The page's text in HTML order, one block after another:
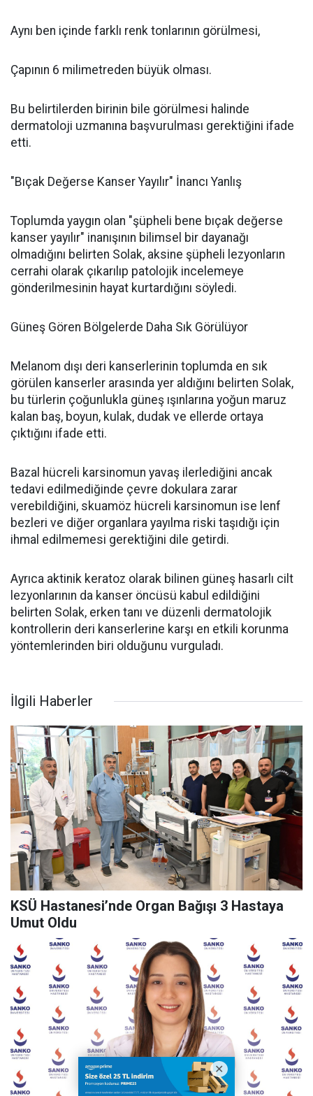
Aynı ben içinde farklı renk tonlarının görülmesi,
Çapının 6 milimetreden büyük olması.
Bu belirtilerden birinin bile görülmesi halinde
dermatoloji uzmanına başvurulması gerektiğini ifade
etti.
"Bıçak Değerse Kanser Yayılır" İnancı Yanlış
Toplumda yaygın olan "şüpheli bene bıçak değerse
kanser yayılır" inanışının bilimsel bir dayanağı
olmadığını belirten Solak, aksine şüpheli lezyonların
cerrahi olarak çıkarılıp patolojik incelemeye
gönderilmesinin hayat kurtardığını söyledi.
Güneş Gören Bölgelerde Daha Sık Görülüyor
Melanom dışı deri kanserlerinin toplumda en sık
görülen kanserler arasında yer aldığını belirten Solak,
bu türlerin çoğunlukla güneş ışınlarına yoğun maruz
kalan baş, boyun, kulak, dudak ve ellerde ortaya
çıktığını ifade etti.
Bazal hücreli karsinomun yavaş ilerlediğini ancak
tedavi edilmediğinde çevre dokulara zarar
verebildiğini, skuamöz hücreli karsinomun ise lenf
bezleri ve diğer organlara yayılma riski taşıdığı için
ihmal edilmemesi gerektiğini dile getirdi.
Ayrıca aktinik keratoz olarak bilinen güneş hasarlı cilt
lezyonlarının da kanser öncüsü kabul edildiğini
belirten Solak, erken tanı ve düzenli dermatolojik
kontrollerin deri kanserlerine karşı en etkili korunma
yöntemlerinden biri olduğunu vurguladı.
İlgili Haberler
KSÜ Hastanesi’nde Organ Bağışı 3 Hastaya
Umut Oldu